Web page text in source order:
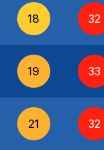
18 32
19 33
21 32